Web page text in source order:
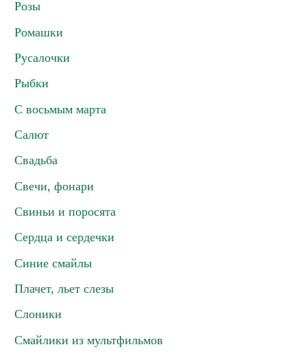
Розы
Ромашки
Русалочки
Рыбки
С восьмым марта
Салют
Свадьба
Свечи, фонари
Свиньи и поросята
Сердца и сердечки
Синие смайлы
Плачет, льет слезы
Слоники
Смайлики из мультфильмов